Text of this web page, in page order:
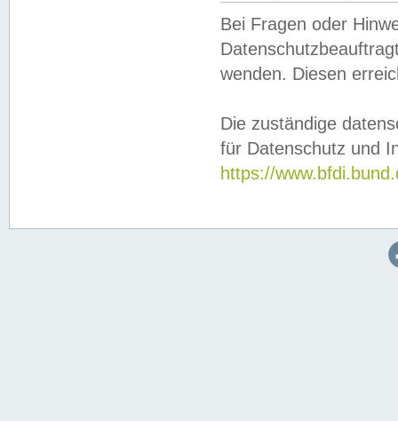
Bei Fragen oder
wenden. Diesen
Die zuständige
für Datenschutz und
https://